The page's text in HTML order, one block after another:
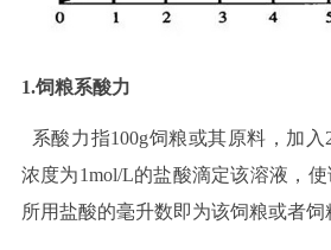
1.饲粮系酸力
系酸力指100g饲粮或其原料，加入
浓度为1mol/L的盐酸滴定该溶液，
所用盐酸的毫升数即为该饲粮或者饲